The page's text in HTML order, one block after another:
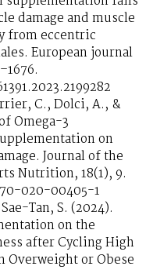
damage and muscle
from eccentric
European journal
C., Dolci, A., &
Omega-3
on
Journal of the
Nutrition, 18(1), 9.
020-00405-1
Tan, S. (2024).
on the
after Cycling High
or Obese